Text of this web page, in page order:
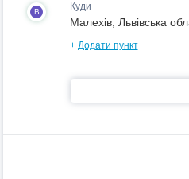
B Куди
+ Додати пункт